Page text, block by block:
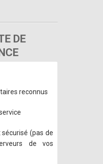
DE
reconnus
(pas de
de vos